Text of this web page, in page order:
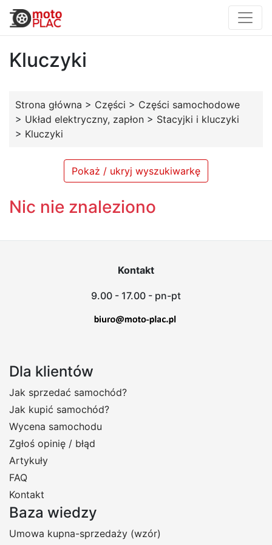
Kluczyki
Strona główna > Części > Części samochodowe
> Układ elektryczny, zapłon > Stacyjki i kluczyki
> Kluczyki
Pokaż / ukryj wyszukiwarkę
Nic nie znaleziono
Kontakt
9.00 - 17.00 - pn-pt
Dla klientów
Jak sprzedać samochód?
Jak kupić samochód?
Wycena samochodu
Zgłoś opinię / błąd
Artykuły
FAQ
Kontakt
Baza wiedzy
Umowa kupna-sprzedaży (wzór)